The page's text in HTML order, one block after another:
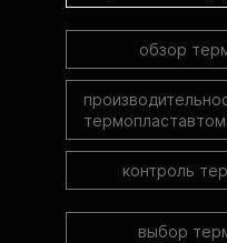
обзор
контроль
выбор